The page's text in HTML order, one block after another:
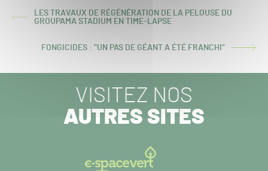
ARTICLE
LES TRAVAUX DE RÉGÉNÉRATION DE LA PELOUSE DU
GROUPAMA STADIUM EN TIME-LAPSE
ARTICLE
FONGICIDES : "UN PAS DE GÉANT A ÉTÉ FRANCHI"
VISITEZ NOS
AUTRES SITES